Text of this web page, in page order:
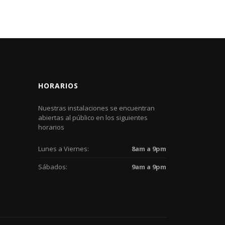
HORARIOS
Nuestras instalaciones se encuentran
abiertas al público en los siguientes
horarios
Lunes a Viernes:
8am a 9pm
Sábados:
9am a 9pm